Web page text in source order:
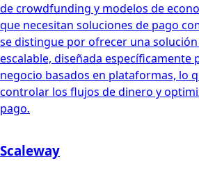
de crowdfunding y modelos de
que necesitan soluciones de pago
se distingue por ofrecer una
escalable, diseñada específicamente
negocio basados en plataformas, lo
controlar los flujos de dinero y
pago.
Scaleway